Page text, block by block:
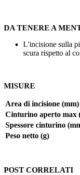
DA TENERE A
L'incisione sulla
scura rispetto al
MISURE
Area di incisione (mm)
Cinturino aperto max
Spessore cinturino
Peso netto (g)
POST CORRELATI